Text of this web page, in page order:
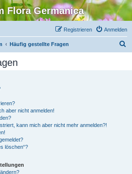
Flora Germanica
Anmelden
Registrieren
Häufig gestellte Fragen
aber nicht anmelden!
kann mich aber nicht mehr anmelden?!
löschen“?